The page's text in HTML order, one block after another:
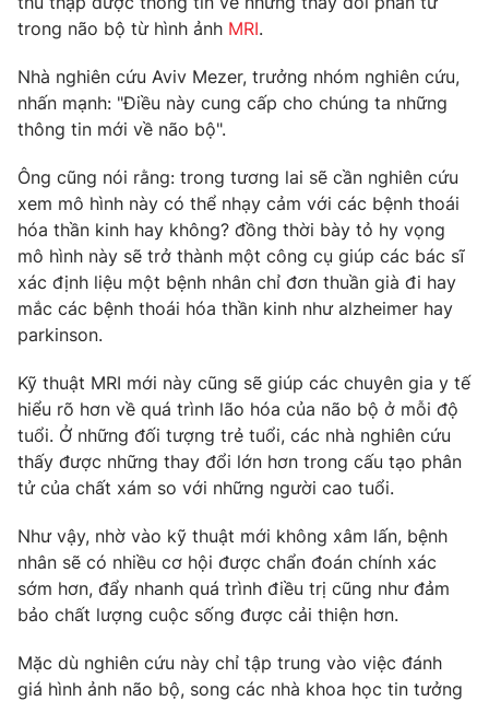
Nhân vật
Khán giả
Giải sao mai
Điện ảnh
Sao
Đời sống
Du lịch
Làm đẹp
Chất lượng cuộc sống
Giáo dục
Tuyển sinh
Học trực tuyến
Công nghệ
Hitech Công nghệ tương lai
Sản phẩm
Thị trường
Tư vấn
Giao lưu trực tuyến
Lịch phát sóng
Emagazine Podcast
Photo Infographic
Video Shorts video
VTV Money VTV Thể thao
VTV Sức khoẻ Bất động sản
trong não bộ từ hình ảnh MRI.
Nhà nghiên cứu Aviv Mezer, trưởng nhóm nghiên cứu,
nhấn mạnh: "Điều này cung cấp cho chúng ta những
thông tin mới về não bộ".
Ông cũng nói rằng: trong tương lai sẽ cần nghiên cứu
xem mô hình này có thể nhạy cảm với các bệnh thoái
hóa thần kinh hay không? đồng thời bày tỏ hy vọng
mô hình này sẽ trở thành một công cụ giúp các bác sĩ
xác định liệu một bệnh nhân chỉ đơn thuần già đi hay
mắc các bệnh thoái hóa thần kinh như alzheimer hay
parkinson.
Kỹ thuật MRI mới này cũng sẽ giúp các chuyên gia y tế
hiểu rõ hơn về quá trình lão hóa của não bộ ở mỗi độ
tuổi. Ở những đối tượng trẻ tuổi, các nhà nghiên cứu
thấy được những thay đổi lớn hơn trong cấu tạo phân
tử của chất xám so với những người cao tuổi.
Như vậy, nhờ vào kỹ thuật mới không xâm lấn, bệnh
nhân sẽ có nhiều cơ hội được chẩn đoán chính xác
sớm hơn, đẩy nhanh quá trình điều trị cũng như đảm
bảo chất lượng cuộc sống được cải thiện hơn.
Mặc dù nghiên cứu này chỉ tập trung vào việc đánh
giá hình ảnh não bộ, song các nhà khoa học tin tưởng